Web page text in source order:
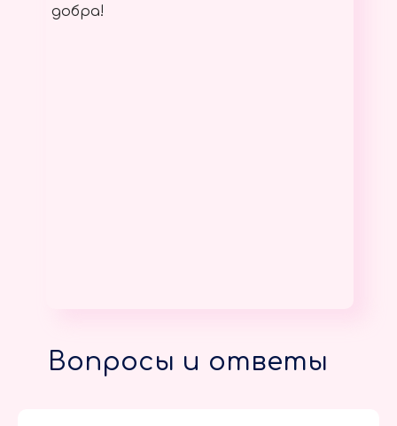
добра!
Вопросы и ответы